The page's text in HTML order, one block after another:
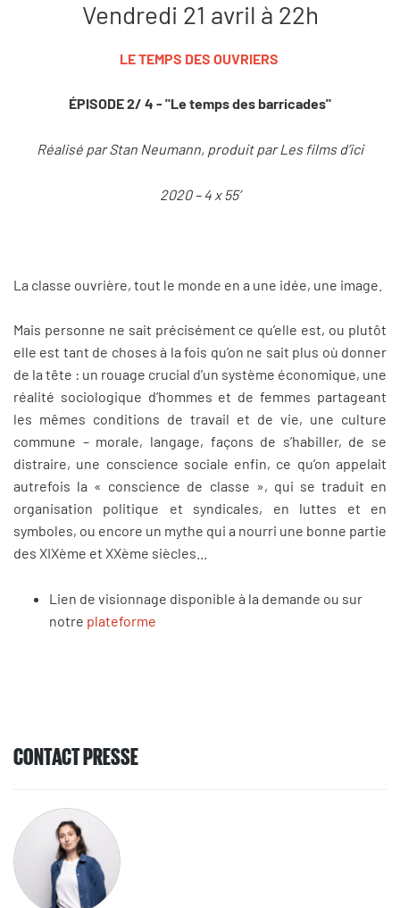
Vendredi 21 avril à 22h
LE TEMPS DES OUVRIERS
ÉPISODE 2/ 4 - "Le temps des barricades"
Réalisé par Stan Neumann, produit par Les films d’ici
2020 – 4 x 55’
La classe ouvrière, tout le monde en a une idée, une image.
Mais personne ne sait précisément ce qu’elle est, ou plutôt
elle est tant de choses à la fois qu’on ne sait plus où donner
de la tête : un rouage crucial d’un système économique, une
réalité sociologique d’hommes et de femmes partageant
les mêmes conditions de travail et de vie, une culture
commune – morale, langage, façons de s’habiller, de se
distraire, une conscience sociale enfin, ce qu’on appelait
autrefois la « conscience de classe », qui se traduit en
organisation politique et syndicales, en luttes et en
symboles, ou encore un mythe qui a nourri une bonne partie
des XIXème et XXème siècles...
Lien de visionnage disponible à la demande ou sur
notre plateforme
CONTACT PRESSE